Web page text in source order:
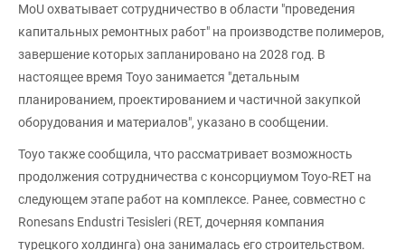
MoU охватывает сотрудничество в области "проведения
капитальных ремонтных работ" на производстве полимеров,
завершение которых запланировано на 2028 год. В
настоящее время Toyo занимается "детальным
планированием, проектированием и частичной закупкой
оборудования и материалов", указано в сообщении.
Toyo также сообщила, что рассматривает возможность
продолжения сотрудничества с консорциумом Toyo-RET на
следующем этапе работ на комплексе. Ранее, совместно с
Ronesans Endustri Tesisleri (RET, дочерняя компания
турецкого холдинга) она занималась его строительством.